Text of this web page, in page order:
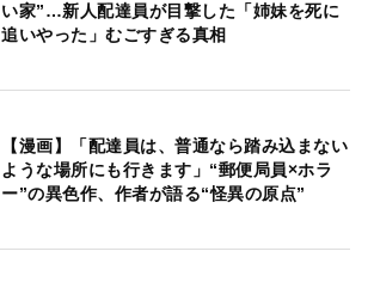
い家”…新人配達員が目撃した「姉妹を死に
追いやった」むごすぎる真相
【漫画】「配達員は、普通なら踏み込まない
ような場所にも行きます」“郵便局員×ホラ
ー”の異色作、作者が語る“怪異の原点”